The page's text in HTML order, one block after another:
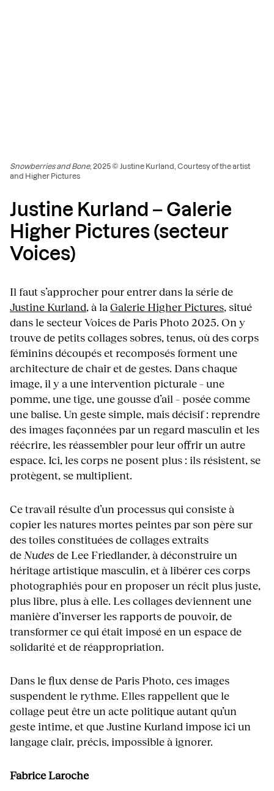
Snowberries and Bone, 2025 © Justine Kurland, Courtesy of the artist
and Higher Pictures
Justine Kurland – Galerie
Higher Pictures (secteur
Voices)
Il faut s’approcher pour entrer dans la série de
Justine Kurland, à la Galerie Higher Pictures, situé
dans le secteur Voices de Paris Photo 2025. On y
trouve de petits collages sobres, tenus, où des corps
féminins découpés et recomposés forment une
architecture de chair et de gestes. Dans chaque
image, il y a une intervention picturale – une
pomme, une tige, une gousse d’ail – posée comme
une balise. Un geste simple, mais décisif : reprendre
des images façonnées par un regard masculin et les
réécrire, les réassembler pour leur offrir un autre
espace. Ici, les corps ne posent plus : ils résistent, se
protègent, se multiplient.
Ce travail résulte d’un processus qui consiste à
copier les natures mortes peintes par son père sur
des toiles constituées de collages extraits
de Nudesde Lee Friedlander, à déconstruire un
héritage artistique masculin, et à libérer ces corps
photographiés pour en proposer un récit plus juste,
plus libre, plus à elle. Les collages deviennent une
manière d’inverser les rapports de pouvoir, de
transformer ce qui était imposé en un espace de
solidarité et de réappropriation.
Dans le flux dense de Paris Photo, ces images
suspendent le rythme. Elles rappellent que le
collage peut être un acte politique autant qu’un
geste intime, et que Justine Kurland impose ici un
langage clair, précis, impossible à ignorer.
Fabrice Laroche